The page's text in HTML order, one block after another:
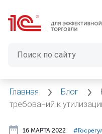
Главная Блог
требований к
16 МАРТА 2022